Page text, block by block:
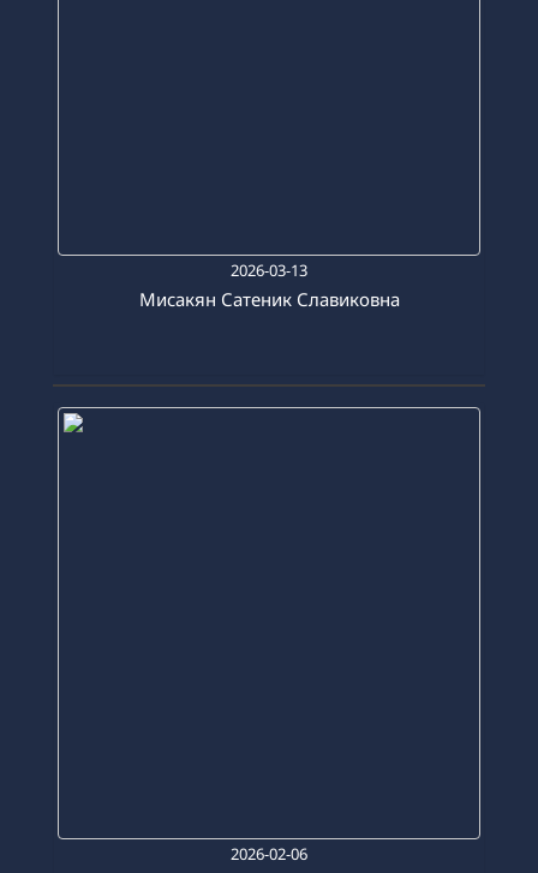
2026-03-13
Мисакян Сатеник Славиковна
2026-02-06